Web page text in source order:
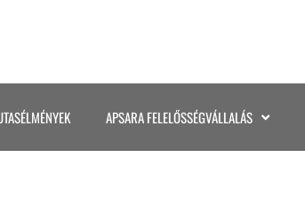
APSARA FELELŐSSÉGVÁLLALÁS